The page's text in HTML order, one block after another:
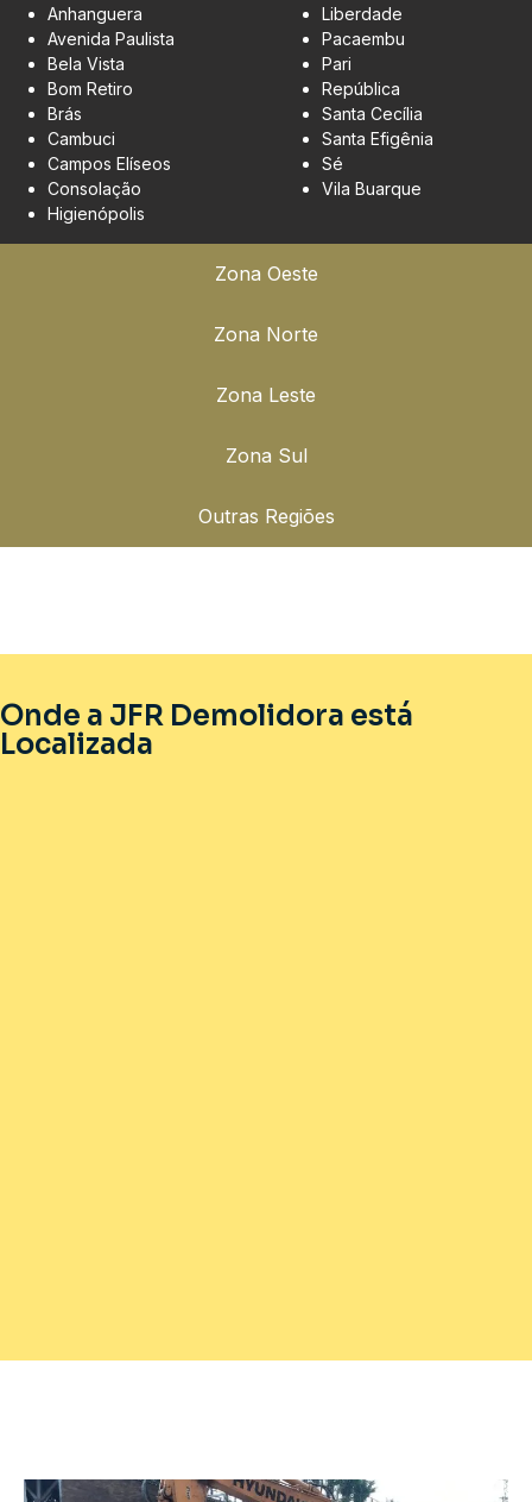
Zona Oeste
Zona Norte
Zona Leste
Zona Sul
Outras Regiões
Anhanguera
Avenida Paulista
Bela Vista
Bom Retiro
Brás
Cambuci
Campos Elíseos
Consolação
Higienópolis
Liberdade
Pacaembu
Pari
República
Santa Cecília
Santa Efigênia
Sé
Vila Buarque
Onde a JFR Demolidora está
Localizada